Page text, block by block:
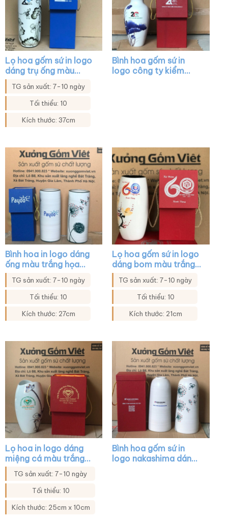
Lọ hoa gốm sứ in logo
dáng trụ ống màu
trắng họa tiết sen đen
XG-LH27
TG sản xuất: 7-10 ngày
Tối thiểu: 10
Kích thước: 37cm
Bình hoa gốm sứ in
logo công ty kiểm
Bình hoa in logo dáng
ống màu trắng họa
tiết hoa bồ công anh
XG-LH19
TG sản xuất: 7-10 ngày
Tối thiểu: 10
Kích thước: 27cm
Lọ hoa gốm sứ in logo
dáng bom màu trắng
họa tiết mai đào XG-
LH29
TG sản xuất: 7-10 ngày
Tối thiểu: 10
Kích thước: 21cm
Lọ hoa in logo dáng
miệng cá màu trắng
họa tiết sen xanh viền
kim XG-LH36
TG sản xuất: 7-10 ngày
Tối thiểu: 10
Kích thước: 25cm x 10cm
Bình hoa gốm sứ in
logo nakashima dáng